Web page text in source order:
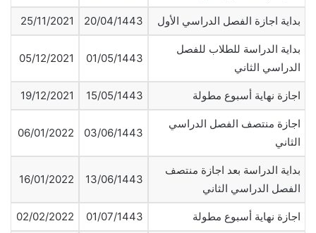
بداية اجازة الفصل الدراسي الأول 20/04/1443
25/11/2021
بداية الدراسة للطلاب للفصل
الدراسي الثاني
01/05/1443
05/12/2021
اجازة نهاية أسبوع مطولة 15/05/1443
19/12/2021
اجازة منتصف الفصل الدراسي
الثاني
03/06/1443
06/01/2022
بداية الدراسة بعد اجازة منتصف
الفصل الدراسي الثاني
13/06/1443
16/01/2022
اجازة نهاية أسبوع مطولة 01/07/1443
02/02/2022